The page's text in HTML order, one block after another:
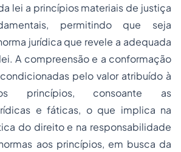
lei a princípios materiais de justiça
permitindo que seja
jurídica que revele a adequada
A compreensão e a conformação
pelo valor atribuído à
princípios, consoante as
e fáticas, o que implica na
do direito e na responsabilidade
aos princípios, em busca da